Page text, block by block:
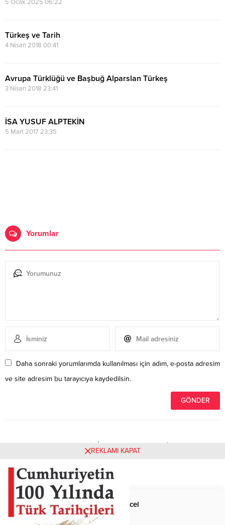
5 Ocak 2025 06:22
Türkeş ve Tarih
4 Nisan 2018 00:41
Avrupa Türklüğü ve Başbuğ Alparslan Türkeş
3 Nisan 2018 23:41
İSA YUSUF ALPTEKİN
5 Mart 2017 23:35
Yorumlar
Daha sonraki yorumlarımda kullanılması için adım, e-posta adresim
ve site adresim bu tarayıcıya kaydedilsin.
Henüz yorum yapılmamış. İlk yorumu yukarıdaki form
aracılığıyla siz yapabilirsiniz.
Anasayfa Güncel
REKLAMI KAPAT